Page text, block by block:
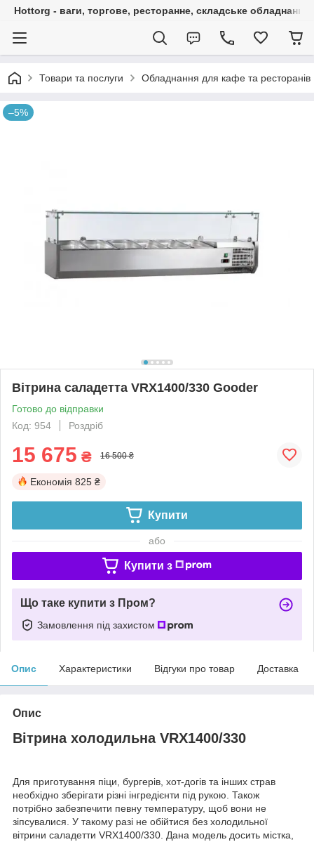
Hottorg - ваги, торгове, ресторанне, складське обладнання
Товари та послуги Обладнання для кафе та ресторанів
–5%
Вітрина саладетта VRX1400/330 Gooder
Готово до відправки
Код: 954
Роздріб
15 675 ₴ 16 500 ₴
Економія 825 ₴
Купити
або
Купити з
Що таке купити з Пром?
Замовлення під захистом
Опис Характеристики Відгуки про товар Доставка
Опис
Вітрина холодильна VRX1400/330
Для приготування піци, бургерів, хот-догів та інших страв
необхідно зберігати різні інгредієнти під рукою. Також
потрібно забезпечити певну температуру, щоб вони не
зіпсувалися. У такому разі не обійтися без холодильної
вітрини саладетти VRX1400/330. Дана модель досить містка,